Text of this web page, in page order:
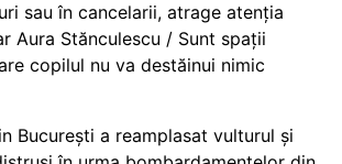
sau în cancelarii, atrage atenția
Aura Stănculescu / Sunt spații
copilul nu va destăinui nimic
București a reamplasat vulturul și